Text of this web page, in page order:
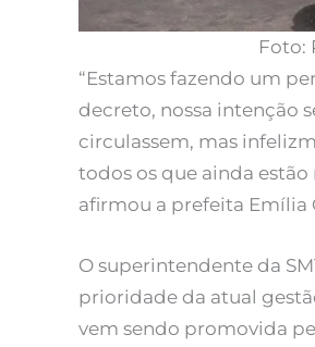
Foto:
“Estamos fazendo um
decreto, nossa intenção
circulassem, mas
todos os que ainda
afirmou a prefeita Emília
O superintendente da
prioridade da atual
vem sendo promovida